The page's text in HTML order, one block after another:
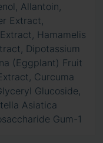
Allantoin,
Extract,
Hamamelis
Dipotassium
(Eggplant) Fruit
Curcuma
Glucoside,
Asiatica
Gum-1